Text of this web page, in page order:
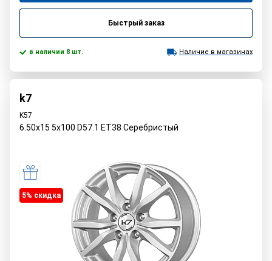
Быстрый заказ
в наличии 8 шт. Наличие в магазинах
k7
K57
6.50x15 5x100 D57.1 ET38 Серебристый
5% cкидка